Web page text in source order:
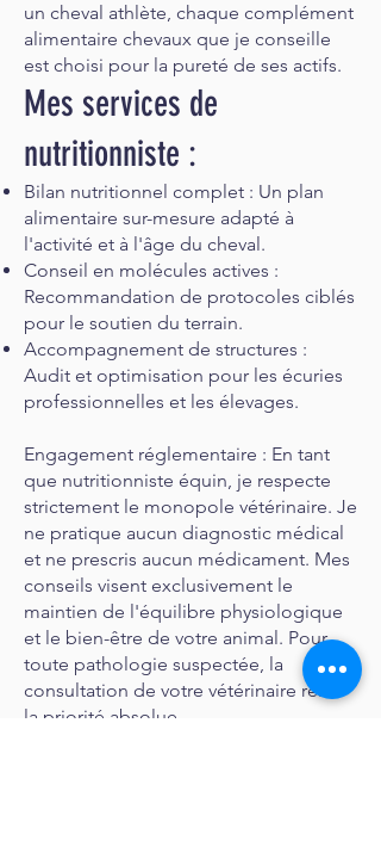
un cheval athlète, chaque complément
alimentaire chevaux que je conseille
est choisi pour la pureté de ses actifs.
Mes services de
nutritionniste :
Bilan nutritionnel complet : Un plan
alimentaire sur-mesure adapté à
l'activité et à l'âge du cheval.
Conseil en molécules actives :
Recommandation de protocoles ciblés
pour le soutien du terrain.
Accompagnement de structures :
Audit et optimisation pour les écuries
professionnelles et les élevages.
Engagement réglementaire : En tant
que nutritionniste équin, je respecte
strictement le monopole vétérinaire. Je
ne pratique aucun diagnostic médical
et ne prescris aucun médicament. Mes
conseils visent exclusivement le
maintien de l'équilibre physiologique
et le bien-être de votre animal. Pour
toute pathologie suspectée, la
consultation de votre vétérinaire reste
la priorité absolue.